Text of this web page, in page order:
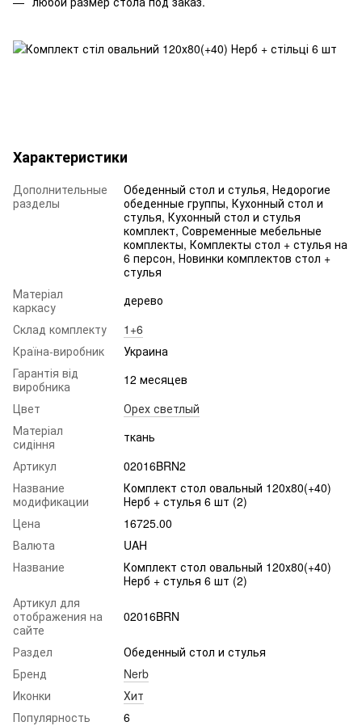
Характеристики
Дополнительные
разделы
Обеденный стол и стулья, Недорогие
обеденные группы, Кухонный стол и
стулья, Кухонный стол и стулья
комплект, Современные мебельные
комплекты, Комплекты стол + стулья на
6 персон, Новинки комплектов стол +
стулья
Матеріал
каркасу
дерево
Склад комплекту
1+6
Країна-виробник
Украина
Гарантія від
виробника
12 месяцев
Цвет
Орех светлый
Матеріал
сидіння
ткань
Артикул
02016BRN2
Название
модификации
Комплект стол овальный 120х80(+40)
Нерб + стулья 6 шт (2)
Цена
16725.00
Валюта
UAH
Название
Комплект стол овальный 120х80(+40)
Нерб + стулья 6 шт (2)
Артикул для
отображения на
сайте
02016BRN
Раздел
Обеденный стол и стулья
Бренд
Nerb
Иконки
Хит
Популярность
6